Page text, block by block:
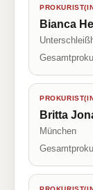
Bianca
Britta
München